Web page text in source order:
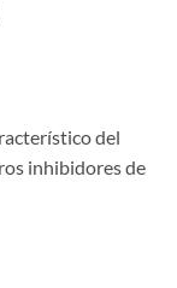
del
inhibidores de